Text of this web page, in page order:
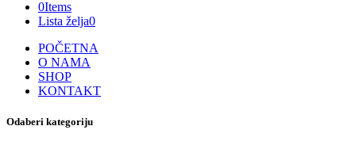
0Items
Lista želja0
POČETNA
O NAMA
SHOP
KONTAKT
Odaberi kategoriju